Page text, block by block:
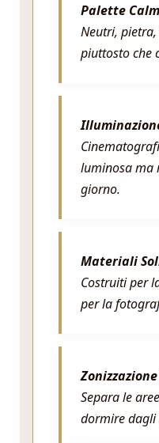
Palette
Neutri,
piuttosto che
luminosa ma
giorno.
Materiali
Costruiti per
per la
Separa le
dormire dagli